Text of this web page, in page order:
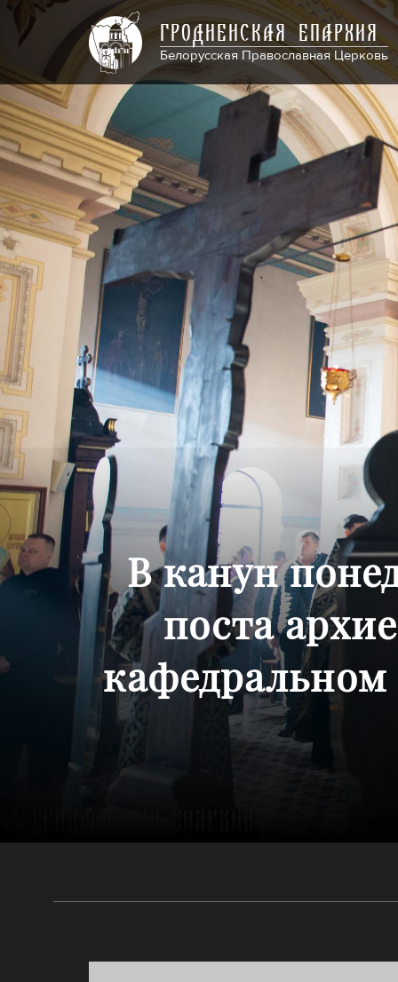
ГРОДНЕНСКАЯ ЕПАРХИЯ
Белорусская Православная Церковь
В канун
поста